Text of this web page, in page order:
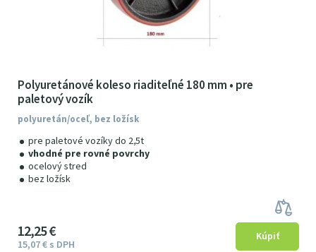
Polyuretánové koleso riaditeľné 180 mm • pre
paletový vozík
polyuretán/oceľ, bez ložísk
pre paletové vozíky do 2,5t
vhodné pre rovné povrchy
ocelový stred
bez ložísk
12 25€
15 07€ s DPH